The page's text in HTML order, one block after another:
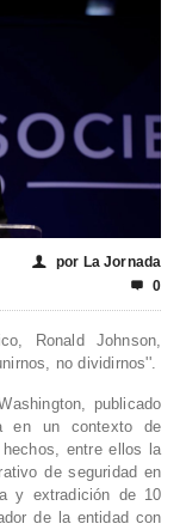
👤 por La Jornada
 0
Ronald Johnson,
no dividirnos''.
publicado
en un contexto de
entre ellos la
de seguridad en
y extradición de 10
de la entidad con